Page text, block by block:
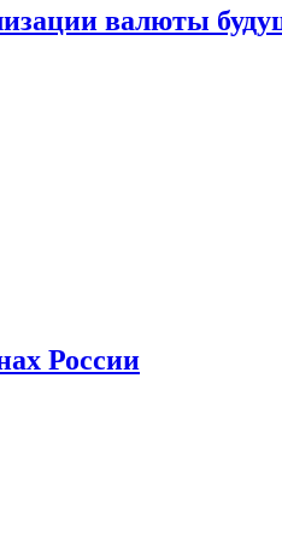
валюты
России